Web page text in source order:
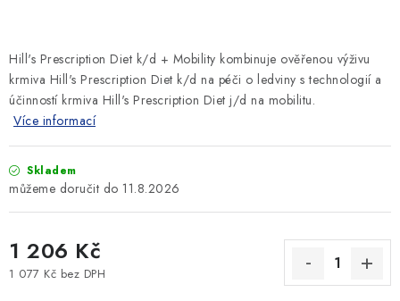
Hill's Prescription Diet k/d + Mobility kombinuje ověřenou výživu
krmiva Hill's Prescription Diet k/d na péči o ledviny s technologií a
účinností krmiva Hill's Prescription Diet j/d na mobilitu.
Více informací
Skladem
11.8.2026
1 206 Kč
1 077 Kč bez DPH